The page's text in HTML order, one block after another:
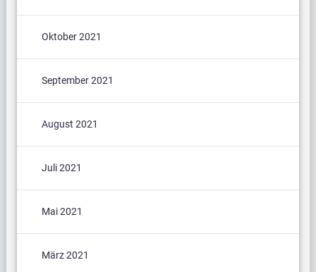
Oktober 2021
September 2021
August 2021
Juli 2021
Mai 2021
März 2021